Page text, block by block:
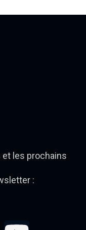
les prochains
: